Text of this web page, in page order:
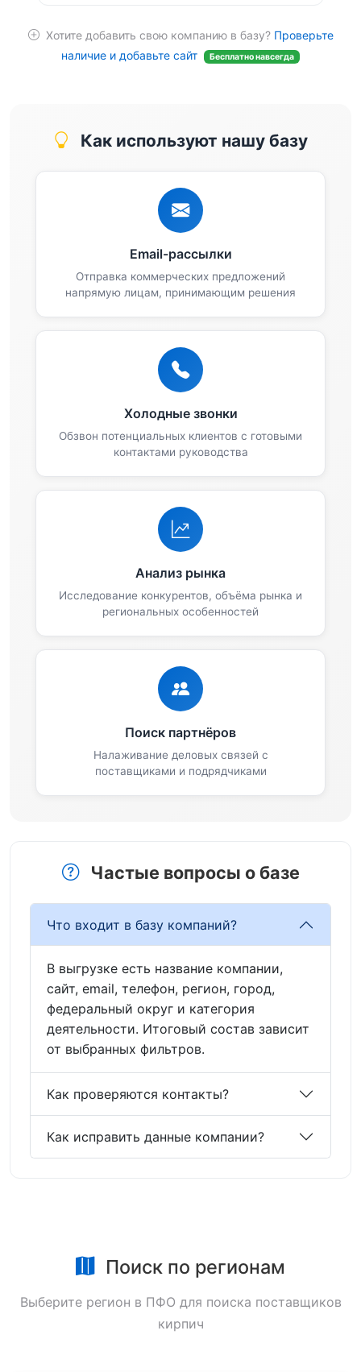
Хотите добавить свою компанию в базу? Проверьте
наличие и добавьте сайт
Бесплатно навсегда
Как используют нашу базу
Email-рассылки
Отправка коммерческих предложений
напрямую лицам, принимающим решения
Холодные звонки
Обзвон потенциальных клиентов с готовыми
контактами руководства
Анализ рынка
Исследование конкурентов, объёма рынка и
региональных особенностей
Поиск партнёров
Налаживание деловых связей с
поставщиками и подрядчиками
Частые вопросы о базе
Что входит в базу компаний?
В выгрузке есть название компании,
сайт, email, телефон, регион, город,
федеральный округ и категория
деятельности. Итоговый состав зависит
от выбранных фильтров.
Как проверяются контакты?
Как исправить данные компании?
Поиск по регионам
Выберите регион в ПФО для поиска поставщиков
кирпич